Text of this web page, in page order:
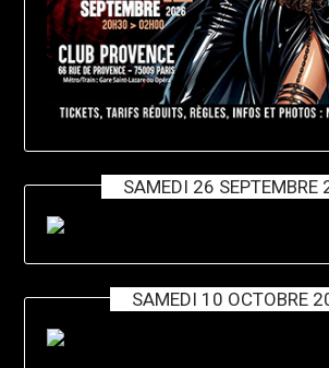
SAMEDI 26 SEPTEMBRE
SAMEDI 10 OCTOBRE